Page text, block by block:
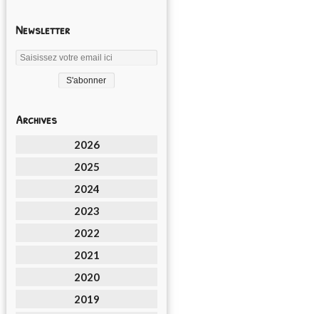
Newsletter
Archives
2026
2025
2024
2023
2022
2021
2020
2019